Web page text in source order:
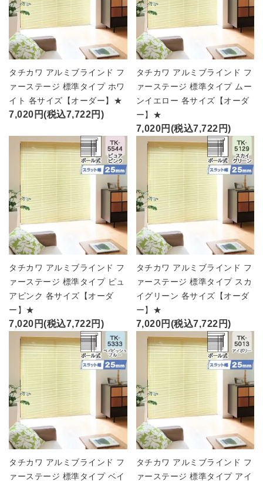
タチカワ アルミブラインド フ
ァーステージ 標準タイプ ホワ
イト 各サイズ【オーダー】★
7,020円(税込7,722円)
タチカワ アルミブラインド フ
ァーステージ 標準タイプ ムー
ンイエロー 各サイズ【オーダ
ー】★
7,020円(税込7,722円)
タチカワ アルミブラインド フ
ァーステージ 標準タイプ ピュ
アピンク 各サイズ【オーダ
ー】★
7,020円(税込7,722円)
タチカワ アルミブラインド フ
ァーステージ 標準タイプ スカ
イグリーン 各サイズ【オーダ
ー】★
7,020円(税込7,722円)
タチカワ アルミブラインド フ
ァーステージ 標準タイプ ベイ
タチカワ アルミブラインド フ
ァーステージ 標準タイプ アイ